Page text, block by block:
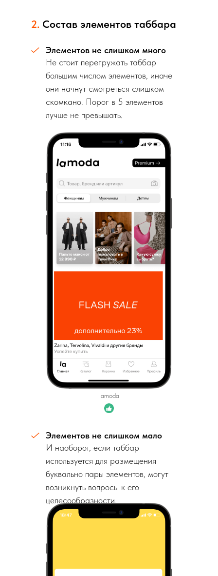
2. Состав элементов таббара
Элементов не слишком много
Не стоит перегружать таббар
большим числом элементов, иначе
они начнут смотреться слишком
скомкано. Порог в 5 элементов
лучше не превышать.
lamoda
Элементов не слишком мало
И наоборот, если таббар
используется для размещения
буквально пары элементов, могут
возникнуть вопросы к его
целесообразности.